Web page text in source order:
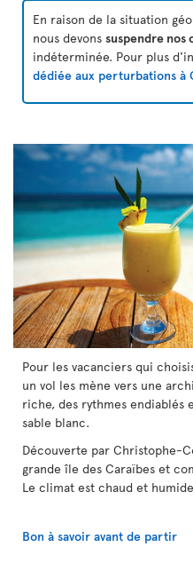
En raison de la situation
nous devons suspendre nos
indéterminée. Pour plus
dédiée aux perturbations à
Pour les vacanciers qui
un vol les mène vers une
riche, des rythmes endiablés
sable blanc.
Découverte par Christophe-
grande île des Caraïbes et
Le climat est chaud et
Bon à savoir avant de partir